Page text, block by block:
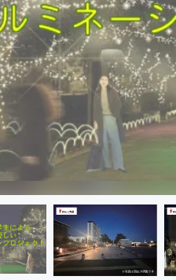
まちづくり・地域活性化